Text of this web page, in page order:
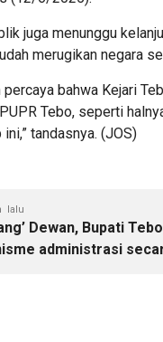
juga menunggu
merugikan negara
bahwa Kejari
Tebo, seperti
tandasnya. (JOS)
lalu
Dewan, Bupati
administrasi